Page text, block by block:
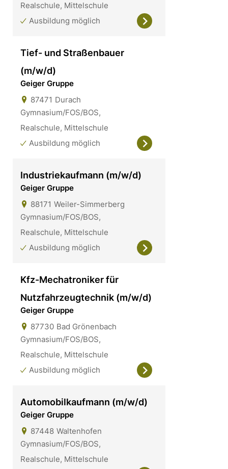
Realschule, Mittelschule
Ausbildung möglich
Tief- und Straßenbauer
(m/w/d)
Geiger Gruppe
87471 Durach
Gymnasium/FOS/BOS,
Realschule, Mittelschule
Ausbildung möglich
Industriekaufmann (m/w/d)
Geiger Gruppe
88171 Weiler-Simmerberg
Gymnasium/FOS/BOS,
Realschule, Mittelschule
Ausbildung möglich
Kfz-Mechatroniker für
Nutzfahrzeugtechnik (m/w/d)
Geiger Gruppe
87730 Bad Grönenbach
Gymnasium/FOS/BOS,
Realschule, Mittelschule
Ausbildung möglich
Automobilkaufmann (m/w/d)
Geiger Gruppe
87448 Waltenhofen
Gymnasium/FOS/BOS,
Realschule, Mittelschule